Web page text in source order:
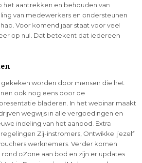
het aantrekken en behouden van
van medewerkers en ondersteunen
Voor komend jaar staat voor veel
op nul. Dat betekent dat iedereen
worden door mensen die het
ook nog eens door de
bladeren. In het webinar maakt
wegwijs in alle vergoedingen en
indeling van het aanbod. Extra
Zij-instromers, Ontwikkel jezelf
werknemers. Verder komen
oZone aan bod en zijn er updates